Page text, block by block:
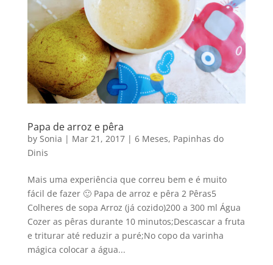
Papa de arroz e pêra
by Sonia | Mar 21, 2017| 6 Meses, Papinhas do
Dinis
Mais uma experiência que correu bem e é muito
fácil de fazer 🙂 Papa de arroz e pêra 2 Pêras5
Colheres de sopa Arroz (já cozido)200 a 300 ml Água
Cozer as pêras durante 10 minutos;Descascar a fruta
e triturar até reduzir a puré;No copo da varinha
mágica colocar a água...